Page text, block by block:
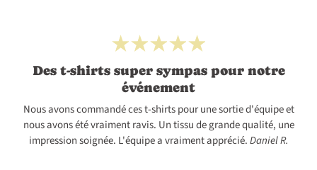
Des t-shirts super sympas pour notre
événement
Nous avons commandé ces t-shirts pour une sortie d'équipe et
nous avons été vraiment ravis. Un tissu de grande qualité, une
impression soignée. L'équipe a vraiment apprécié.Daniel R.